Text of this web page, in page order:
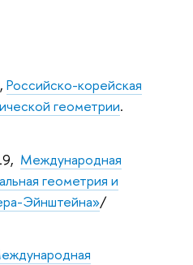
Российско-корейская
геометрии.
Международная
геометрия и
Эйнштейна»/